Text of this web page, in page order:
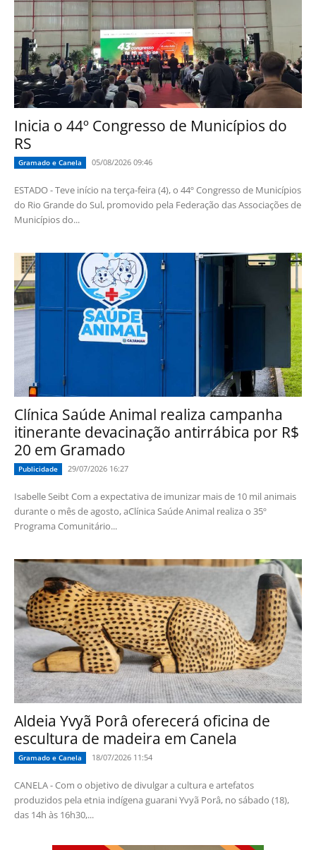
Inicia o 44º Congresso de Municípios do
RS
Gramado e Canela 05/08/2026 09:46
ESTADO - Teve início na terça-feira (4), o 44º Congresso de Municípios
do Rio Grande do Sul, promovido pela Federação das Associações de
Municípios do...
Clínica Saúde Animal realiza campanha
itinerante devacinação antirrábica por R$
20 em Gramado
Publicidade 29/07/2026 16:27
Isabelle Seibt Com a expectativa de imunizar mais de 10 mil animais
durante o mês de agosto, aClínica Saúde Animal realiza o 35º
Programa Comunitário...
Aldeia Yvyã Porâ oferecerá oficina de
escultura de madeira em Canela
Gramado e Canela 18/07/2026 11:54
CANELA - Com o objetivo de divulgar a cultura e artefatos
produzidos pela etnia indígena guarani Yvyã Porâ, no sábado (18),
das 14h às 16h30,...